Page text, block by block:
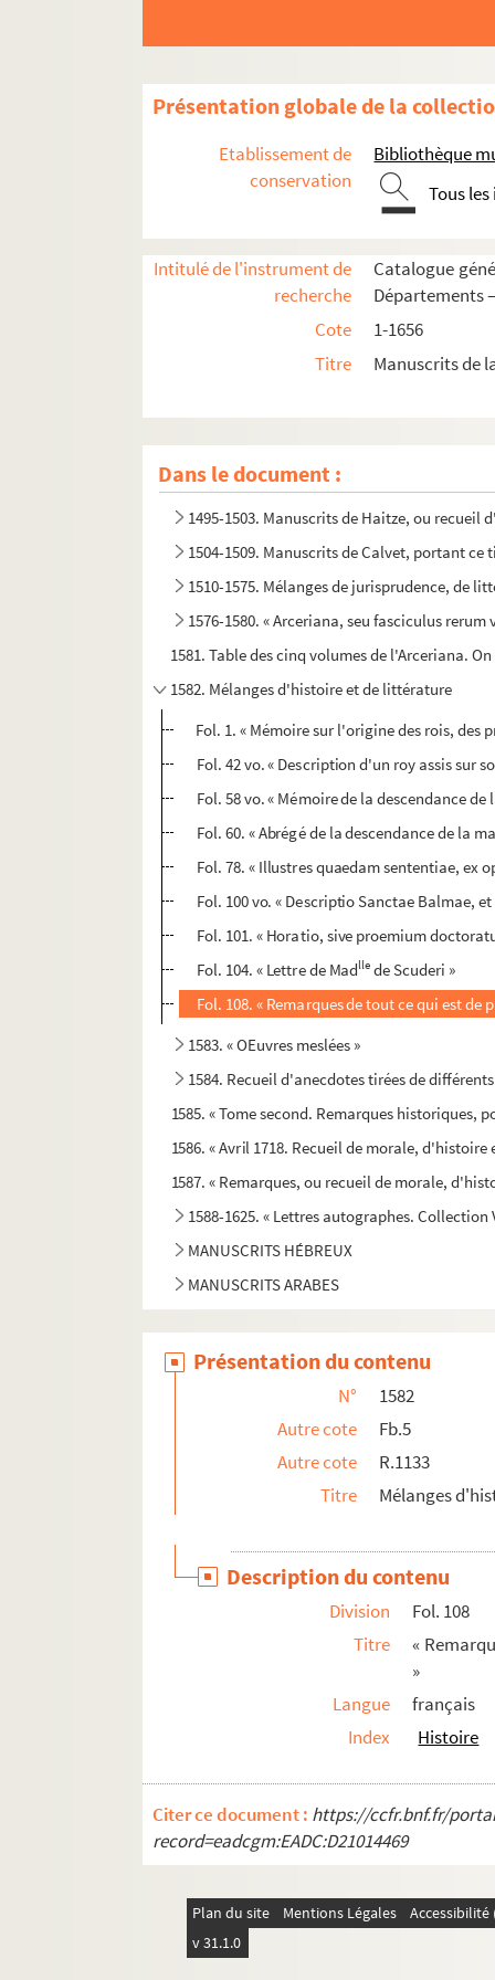
Présentation globale de la
Etablissement de
conservation
Bibliothèque
Tous
Intitulé de l'instrument de
recherche
Catalogue
Départements
Cote
1-1656
Titre
Manuscrits de
Dans le document :
1483. « Catalogus librorum bibliothecae
1485. « Catalogus librorum bibliothecae
1486. « Catalogus librorum bibliothecae
1487. « Bibliotheca Oratoriana, sive catalogus
1488. Catalogue des livres d'une
1489. « Catalogue des livres de l'émigré Olive,
1492. Copies, qui ont servi pour la publication
1493. « Liste des livres de la Bibliothèque de
1494. « Notice sur les manuscrits de [Haitze et
1495-1503. Manuscrits de Haitze, ou
1504-1509. Manuscrits de Calvet, portant
1510-1575. Mélanges de jurisprudence, de
1576-1580. « Arceriana, seu fasciculus
1581. Table des cinq volumes de l'Arceriana.
1582. Mélanges d'histoire et de littérature
Fol. 1. « Mémoire sur l'origine des rois, des
Fol. 42 vo. « Description d'un roy assis sur
Fol. 58 vo. « Mémoire de la descendance
Fol. 60. « Abrégé de la descendance de la
Fol. 78. « Illustres quaedam sententiae, ex
Fol. 100 vo. « Descriptio Sanctae Balmae,
Fol. 101. « Horatio, sive proemium
Fol. 104. « Lettre de Madlle de Scuderi »
Fol. 108. « Remarques de tout ce qui est
1583. « OEuvres meslées »
1584. Recueil d'anecdotes tirées de
1585. « Tome second. Remarques historiques,
1586. « Avril 1718. Recueil de morale,
1587. « Remarques, ou recueil de morale,
1588-1625. « Lettres autographes.
MANUSCRITS HÉBREUX
MANUSCRITS ARABES
Présentation du contenu
N°
1582
Autre cote
Fb.5
Autre cote
R.1133
Titre
Mélanges
Description du contenu
Division
Fol. 108
Titre
«
»
Langue
français
Index
Histoire
Citer ce document : https://ccfr.bnf.fr/
record=eadcgm:EADC:D21014469
Plan du site Mentions Légales
v 31.1.0